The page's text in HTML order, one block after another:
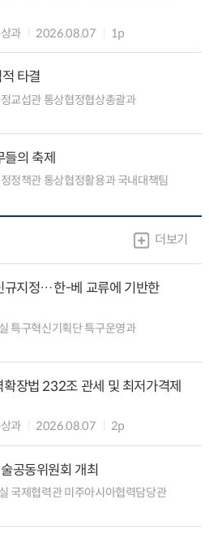
과 2026.08.07 1p
타결
교섭관 통상협정협상총괄과
의 축제
정책관 통상협정활용과 국내대책팀
더보기
규지정…한-베 교류에 기반한
특구혁신기획단 특구운영과
장법 232조 관세 및 최저가격제
과 2026.08.07 2p
공동위원회 개최
국제협력관 미주아시아협력담당관